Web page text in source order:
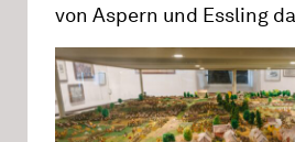
von Aspern und Essling